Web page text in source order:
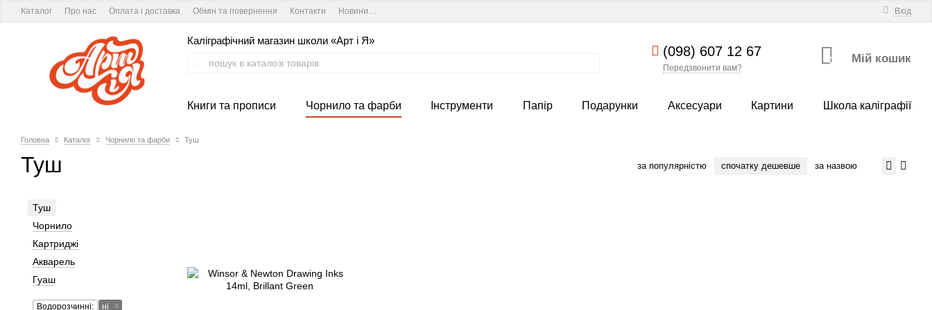
Каталог Про нас Оплата і доставка Обмін та повернення Контакти Новини та курси студії Вхід
Каліграфічний магазин школи «Арт і Я»
(098) 607 12 67
Передзвонити вам?
0 Мій кошик
Книги та прописи Чорнило та фарби Інструменти Папір Подарунки Аксесуари Картини Школа каліграфії
Головна Каталог Чорнило та фарби Туш
Туш за популярністю спочатку дешевше за назвою
Туш
Чорнило
Картриджі
Акварель
Гуаш
Водорозчинні:
ні